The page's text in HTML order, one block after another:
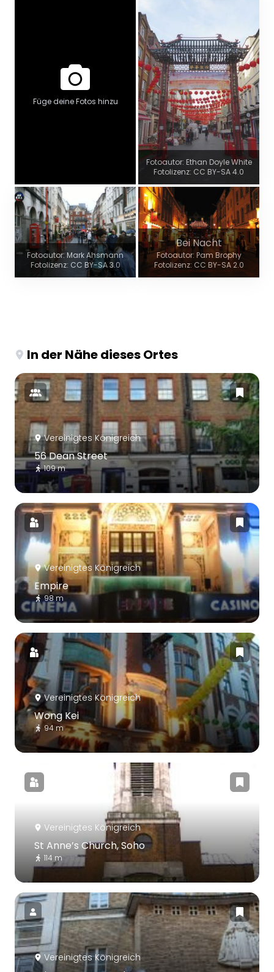
Füge deine Fotos hinzu
Fotoautor: Ethan Doyle White
Fotolizenz: CC BY-SA 4.0
Fotoautor: Mark Ahsmann
Fotolizenz: CC BY-SA 3.0
Bei Nacht
Fotoautor: Pam Brophy
Fotolizenz: CC BY-SA 2.0
In der Nähe dieses Ortes
Vereinigtes Königreich
56 Dean Street
109 m
Vereinigtes Königreich
Empire
98 m
Vereinigtes Königreich
Wong Kei
94 m
Vereinigtes Königreich
St Anne’s Church, Soho
114 m
Vereinigtes Königreich